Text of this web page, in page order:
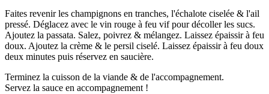
Faites revenir les champignons en tranches, l'échalote ciselée & l'ail
pressé. Déglacez avec le vin rouge à feu vif pour décoller les sucs.
Ajoutez la passata. Salez, poivrez & mélangez. Laissez épaissir à feu
doux. Ajoutez la crème & le persil ciselé. Laissez épaissir à feu doux
deux minutes puis réservez en saucière.
Terminez la cuisson de la viande & de l'accompagnement.
Servez la sauce en accompagnement !